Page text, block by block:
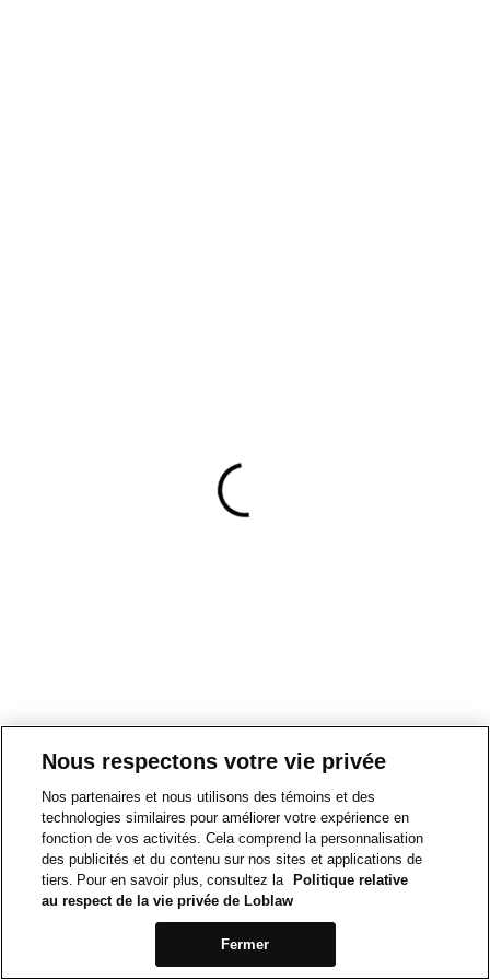
Nous respectons votre vie privée
Nos partenaires et nous utilisons des témoins et des
technologies similaires pour améliorer votre expérience en
fonction de vos activités. Cela comprend la personnalisation
des publicités et du contenu sur nos sites et applications de
tiers. Pour en savoir plus, consultez la
Politique relative
au respect de la vie privée de Loblaw
Fermer